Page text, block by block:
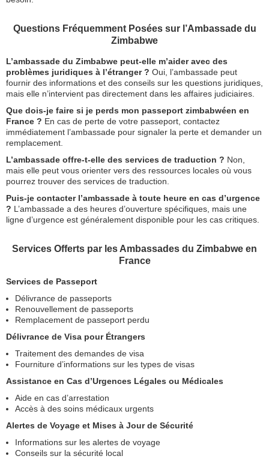
Questions Fréquemment Posées sur l’Ambassade du
Zimbabwe
L’ambassade du Zimbabwe peut-elle m’aider avec des
problèmes juridiques à l’étranger ? Oui, l’ambassade peut
fournir des informations et des conseils sur les questions juridiques,
mais elle n’intervient pas directement dans les affaires judiciaires.
Que dois-je faire si je perds mon passeport zimbabwéen en
France ? En cas de perte de votre passeport, contactez
immédiatement l’ambassade pour signaler la perte et demander un
remplacement.
L’ambassade offre-t-elle des services de traduction ? Non,
mais elle peut vous orienter vers des ressources locales où vous
pourrez trouver des services de traduction.
Puis-je contacter l’ambassade à toute heure en cas d’urgence
? L’ambassade a des heures d’ouverture spécifiques, mais une
ligne d’urgence est généralement disponible pour les cas critiques.
Services Offerts par les Ambassades du Zimbabwe en
France
Services de Passeport
Délivrance de passeports
Renouvellement de passeports
Remplacement de passeport perdu
Délivrance de Visa pour Étrangers
Traitement des demandes de visa
Fourniture d’informations sur les types de visas
Assistance en Cas d’Urgences Légales ou Médicales
Aide en cas d’arrestation
Accès à des soins médicaux urgents
Alertes de Voyage et Mises à Jour de Sécurité
Informations sur les alertes de voyage
Conseils sur la sécurité local